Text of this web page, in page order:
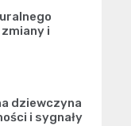
i
dziewczyna
i sygnały